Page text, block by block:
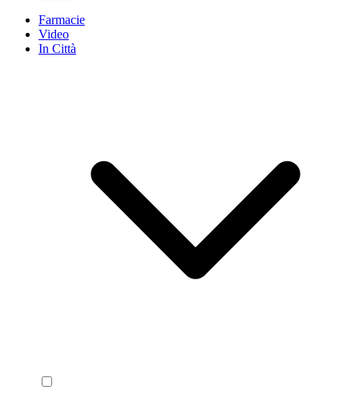
Farmacie
Video
In Città